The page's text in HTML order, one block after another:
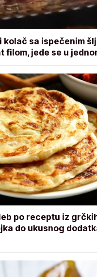
kolač sa ispečenim
filom, jede se u
po receptu iz
do ukusnog